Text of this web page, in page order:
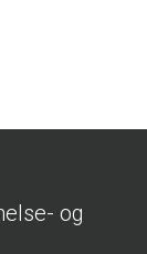
og